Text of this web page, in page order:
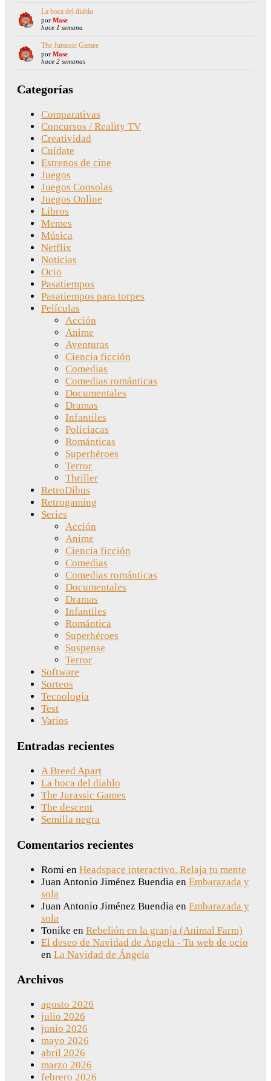
La boca del diablo
por Mase
hace 1 semana
The Jurassic Games
por Mase
hace 2 semanas
Categorías
Comparativas
Concursos / Reality TV
Creatividad
Cuídate
Estrenos de cine
Juegos
Juegos Consolas
Juegos Online
Libros
Memes
Música
Netflix
Noticias
Ocio
Pasatiempos
Pasatiempos para torpes
Películas
Acción
Anime
Aventuras
Ciencia ficción
Comedias
Comedias románticas
Documentales
Dramas
Infantiles
Policíacas
Románticas
Superhéroes
Terror
Thriller
RetroDibus
Retrogaming
Series
Acción
Anime
Ciencia ficción
Comedias
Comedias románticas
Documentales
Dramas
Infantiles
Romántica
Superhéroes
Suspense
Terror
Software
Sorteos
Tecnología
Test
Varios
Entradas recientes
A Breed Apart
La boca del diablo
The Jurassic Games
The descent
Semilla negra
Comentarios recientes
Romi en Headspace interactivo. Relaja tu mente
Juan Antonio Jiménez Buendia en Embarazada y
sola
Juan Antonio Jiménez Buendia en Embarazada y
sola
Tonike en Rebelión en la granja (Animal Farm)
El deseo de Navidad de Ángela - Tu web de ocio
en La Navidad de Ángela
Archivos
agosto 2026
julio 2026
junio 2026
mayo 2026
abril 2026
marzo 2026
febrero 2026